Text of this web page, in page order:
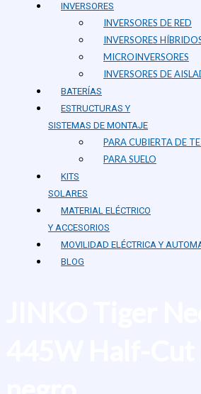
INVERSORES
INVERSORES DE RED
INVERSORES
MICROINVERSORES
INVERSORES DE
BATERÍAS
ESTRUCTURAS Y
SISTEMAS DE MONTAJE
PARA CUBIERTA DE
PARA SUELO
KITS
SOLARES
MATERIAL ELÉCTRICO
Y ACCESORIOS
MOVILIDAD ELÉCTRICA Y
BLOG